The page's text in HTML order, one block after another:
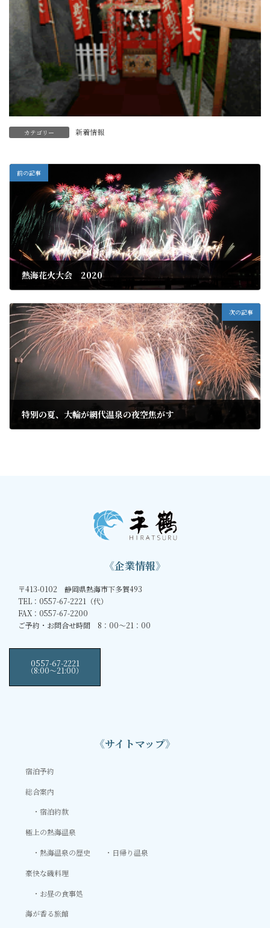
カテゴリー 新着情報
前の記事
熱海花火大会 2020
次の記事
特別の夏、大輪が網代温泉の夜空焦がす
《企業情報》
〒413-0102 静岡県熱海市下多賀493
TEL：0557-67-2221（代）
FAX：0557-67-2200
ご予約・お問合せ時間 8：00～21：00
0557-67-2221
（8:00〜21:00）
《サイトマップ》
宿泊予約
総合案内
宿泊約款
極上の熱海温泉
熱海温泉の歴史
日帰り温泉
豪快な磯料理
お昼の食事処
海が香る旅館